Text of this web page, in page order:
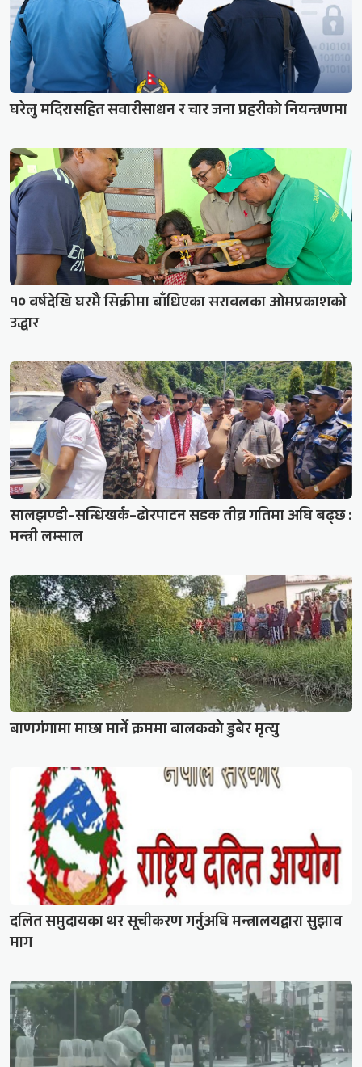
घरेलु मदिरासहित सवारीसाधन र चार जना प्रहरीको नियन्त्रणमा
१० वर्षदेखि घरमै सिक्रीमा बाँधिएका सरावलका ओमप्रकाशको
उद्धार
सालझण्डी–सन्धिखर्क–ढोरपाटन सडक तीव्र गतिमा अघि बढ्छ :
मन्त्री लम्साल
बाणगंगामा माछा मार्ने क्रममा बालकको डुबेर मृत्यु
दलित समुदायका थर सूचीकरण गर्नुअघि मन्त्रालयद्वारा सुझाव
माग